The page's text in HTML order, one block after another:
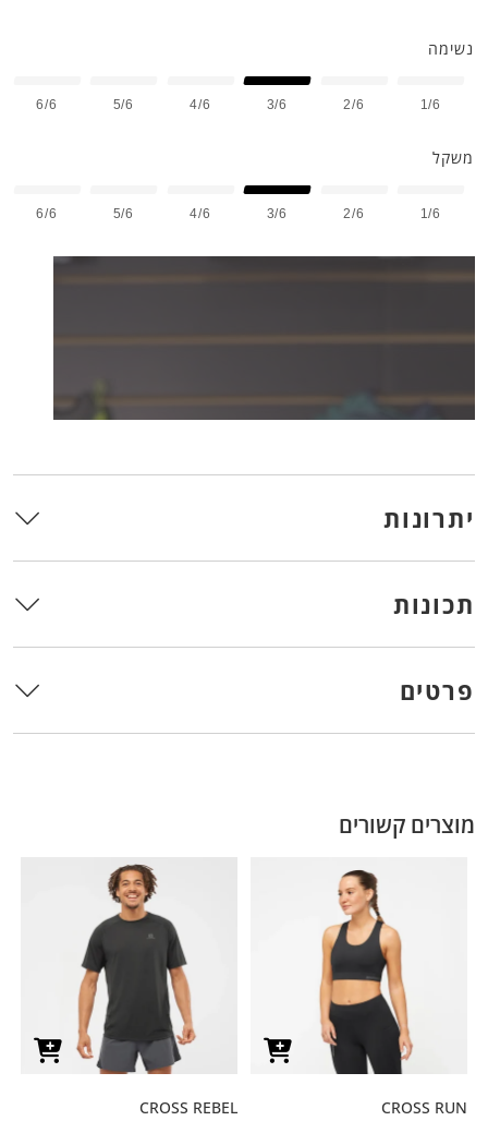
נשימה
1/6
2/6
3/6
4/6
5/6
6/6
משקל
1/6
2/6
3/6
4/6
5/6
6/6
יתרונות
תכונות
פרטים
מוצרים קשורים
CROSS RUN
CROSS REBEL